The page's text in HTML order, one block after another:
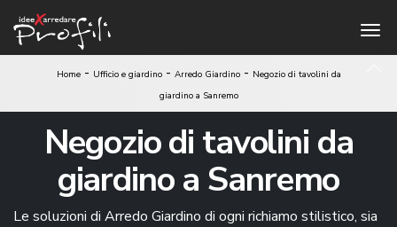
Home- Ufficio e giardino- Arredo Giardino- Negozio di tavolini da
giardino a Sanremo
Negozio di tavolini da
giardino a Sanremo
Le soluzioni di Arredo Giardino di ogni richiamo stilistico, sia